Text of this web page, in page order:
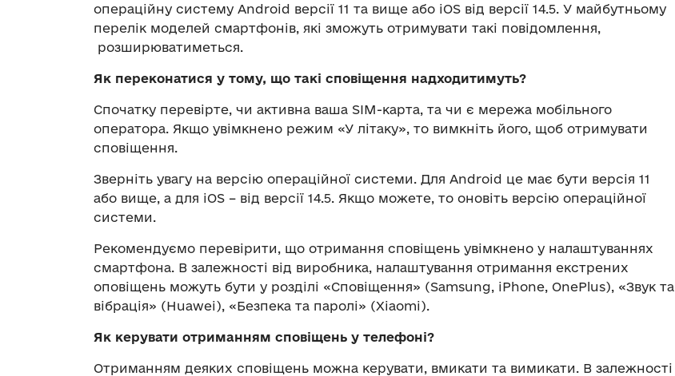
операційну систему Android версії 11 та вище або iOS від версії 14.5. У майбутньому
перелік моделей смартфонів, які зможуть отримувати такі повідомлення,
розширюватиметься.
Як переконатися у тому, що такі сповіщення надходитимуть?
Спочатку перевірте, чи активна ваша SIM-карта, та чи є мережа мобільного
оператора. Якщо увімкнено режим «У літаку», то вимкніть його, щоб отримувати
сповіщення.
Зверніть увагу на версію операційної системи. Для Android це має бути версія 11
або вище, а для iOS – від версії 14.5. Якщо можете, то оновіть версію операційної
системи.
Рекомендуємо перевірити, що отримання сповіщень увімкнено у налаштуваннях
смартфона. В залежності від виробника, налаштування отримання екстрених
оповіщень можуть бути у розділі «Сповіщення» (Samsung, iPhone, OnePlus), «Звук та
вібрація» (Huawei), «Безпека та паролі» (Xiaomi).
Як керувати отриманням сповіщень у телефоні?
Отриманням деяких сповіщень можна керувати, вмикати та вимикати. В залежності